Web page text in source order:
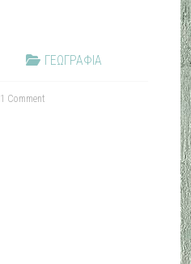
ΓΕΩΓΡΑΦΙΑ
1 Comment